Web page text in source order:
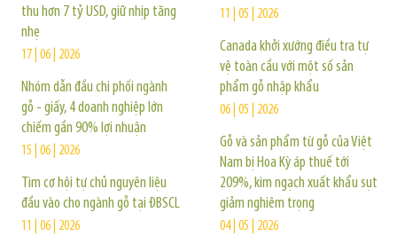
thu hơn 7 tỷ USD, giữ nhịp tăng
nhẹ
17 | 06 | 2026
Nhóm dẫn đầu chi phối ngành
gỗ - giấy, 4 doanh nghiệp lớn
chiếm gần 90% lợi nhuận
15 | 06 | 2026
Tìm cơ hội tự chủ nguyên liệu
đầu vào cho ngành gỗ tại ĐBSCL
11 | 06 | 2026
11 | 05 | 2026
Canada khởi xướng điều tra tự
vệ toàn cầu với một số sản
phẩm gỗ nhập khẩu
06 | 05 | 2026
Gỗ và sản phẩm từ gỗ của Việt
Nam bị Hoa Kỳ áp thuế tới
209%, kim ngạch xuất khẩu sụt
giảm nghiêm trọng
04 | 05 | 2026